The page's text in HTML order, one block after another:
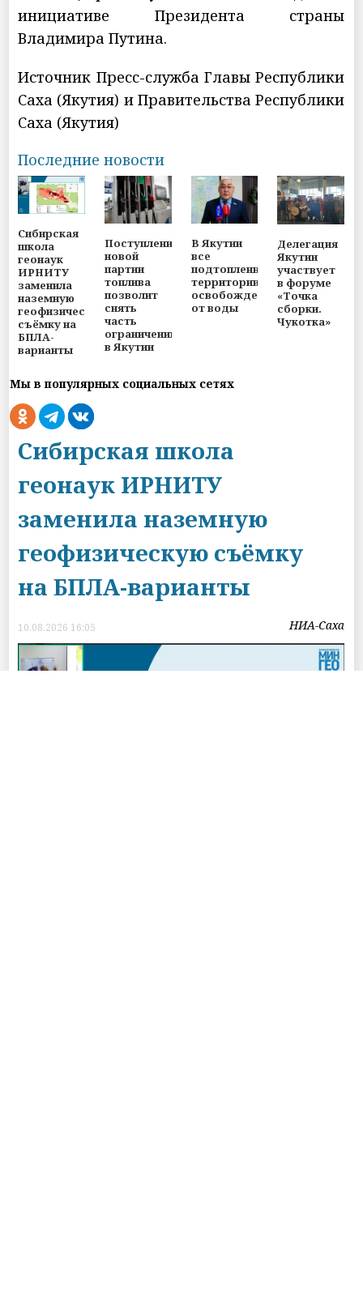
инициативе Президента страны
Владимира Путина.
Источник Пресс-служба Главы Республики
Саха (Якутия) и Правительства Республики
Саха (Якутия)
Последние новости
Сибирская
школа
геонаук
ИРНИТУ
заменила
наземную
геофизическую
съёмку на
БПЛА-
варианты
Поступление
новой
партии
топлива
позволит
снять
часть
ограничений
в Якутии
В Якутии
все
подтопленные
территории
освобождены
от воды
Делегация
Якутии
участвует
в форуме
«Точка
сборки.
Чукотка»
Мы в популярных социальных сетях
Сибирская школа
геонаук ИРНИТУ
заменила наземную
геофизическую съёмку
на БПЛА-варианты
10.08.2026 16:05 НИА-Саха